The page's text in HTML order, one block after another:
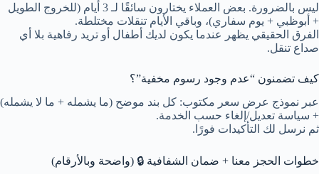
ليس بالضرورة. بعض العملاء يختارون سائقًا لـ 3 أيام (للخروج الطويل
+ أبوظبي + يوم سفاري)، وباقي الأيام تنقلات مختلطة.
الفرق الحقيقي يظهر عندما يكون لديك أطفال أو تريد رفاهية بلا أي
صداع تنقل.
كيف تضمنون “عدم وجود رسوم مخفية”؟
عبر نموذج عرض سعر مكتوب: كل بند موضح (ما يشمله + ما لا يشمله)
+ سياسة تعديل/إلغاء حسب الخدمة.
ثم نرسل لك التأكيدات فورًا.
خطوات الحجز معنا + ضمان الشفافية 🔒 (واضحة وبالأرقام)